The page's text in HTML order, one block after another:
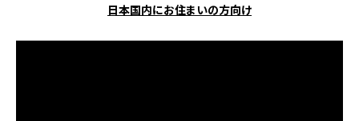
日本国内にお住まいの方向け